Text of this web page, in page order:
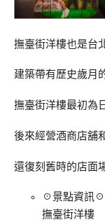
撫臺街洋樓也是台
建築帶有歷史歲月
撫臺街洋樓最初為
後來經營酒商店舖
還復刻舊時的店面
☉景點資訊☉
撫臺街洋樓